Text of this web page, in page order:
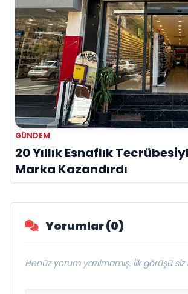
GÜNDEM
20 Yıllık Esnaflık
Marka Kazandırdı
Yorumlar (0)
Henüz yorum yazılmamış. İlk görüşü